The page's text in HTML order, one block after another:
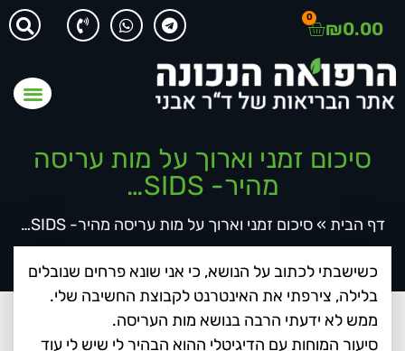
₪0.00
0
סיכום זמני וארוך על מות עריסה
מהיר- SIDS…
דף הבית »סיכום זמני וארוך על מות עריסה מהיר- SIDS…
כשישבתי לכתוב על הנושא, כי אני שונא פרחים שנובלים
בלילה, צירפתי את האינטרנט לקבוצת החשיבה שלי.
ממש לא ידעתי הרבה בנושא מות העריסה.
סיעור המוחות עם הדיגיטלי ההוא הבהיר לי שיש לי עוד